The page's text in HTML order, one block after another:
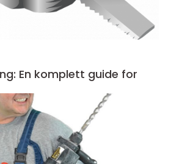
En komplett guide for